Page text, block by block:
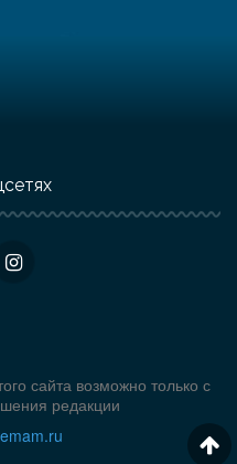
сайта возможно только с
редакции